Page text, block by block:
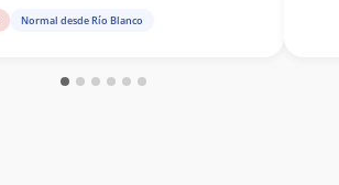
Normal desde Río Blanco